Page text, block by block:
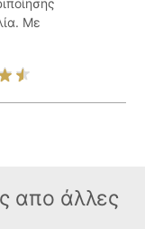
Με
απο άλλες